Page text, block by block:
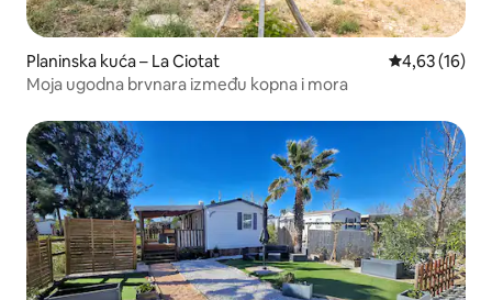
Planinska kuća – La Ciotat Prosječna
4,63 (16)
Moja ugodna brvnara između kopna i mora